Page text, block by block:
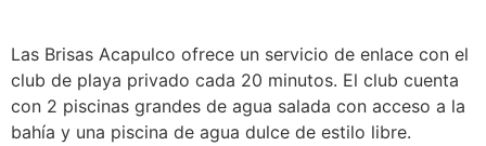
Las Brisas Acapulco ofrece un servicio de enlace con el
club de playa privado cada 20 minutos. El club cuenta
con 2 piscinas grandes de agua salada con acceso a la
bahía y una piscina de agua dulce de estilo libre.